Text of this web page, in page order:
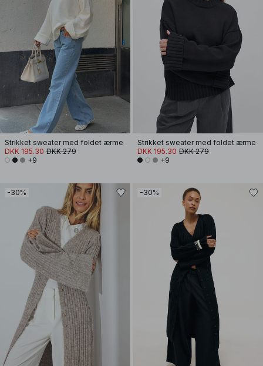
Strikket sweater med foldet ærme
DKK 195.30 DKK 279
+9
Strikket sweater med foldet ærme
DKK 195.30 DKK 279
+9
-30% -30%